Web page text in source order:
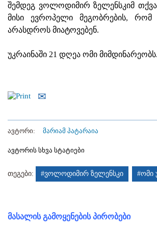
შემდეგ ვოლოდიმირ ზელენსკიმ
მისი ევროპელი მეგობრების, რომ
არასდროს მიატოვებენ.
უკრაინაში 21 დღეა ომი მიმდინარეობს.
ავტორი: მარიამ პატარაია
ავტორის სხვა სტატიები
თეგები: #ვოლოდიმირ ზელენსკი #ომი
მასალის გამოყენების პირობები